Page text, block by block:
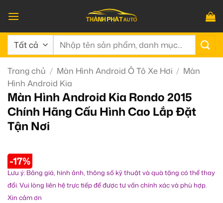
qua
nội
dung
Tìm
Trang chủ / Màn Hình Android Ô Tô Xe Hơi / Màn
Hình Android Kia
Màn Hình Android Kia Rondo 2015
Chính Hãng Cấu Hình Cao Lắp Đặt
Tận Nơi
-17%
Lưu ý: Bảng giá, hình ảnh, thông số kỹ thuật và quà tặng có thể thay
đổi. Vui lòng liên hệ trực tiếp để được tư vấn chính xác và phù hợp.
Xin cảm ơn